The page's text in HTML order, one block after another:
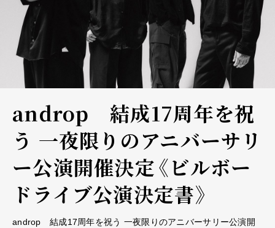
androp 結成17周年を祝
う 一夜限りのアニバーサリ
ー公演開催決定《ビルボー
ドライブ公演決定書》
androp 結成17周年を祝う 一夜限りのアニバーサリー公演開